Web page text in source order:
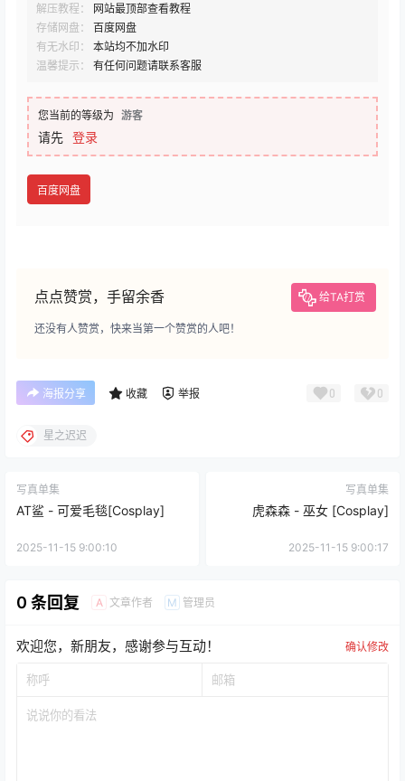
解压教程：
网站最顶部查看教程
存储网盘：
百度网盘
有无水印：
本站均不加水印
温馨提示：
有任何问题请联系客服
您当前的等级为 游客
请先 登录
百度网盘
点点赞赏，手留余香 给TA打赏
还没有人赞赏，快来当第一个赞赏的人吧！
海报分享 收藏 举报 0 0
星之迟迟
写真单集
AT鲨 - 可爱毛毯[Cosplay]
2025-11-15 9:00:10
写真单集
虎森森 - 巫女 [Cosplay]
2025-11-15 9:00:17
0 条回复 A 文章作者 M 管理员
欢迎您，新朋友，感谢参与互动！ 确认修改